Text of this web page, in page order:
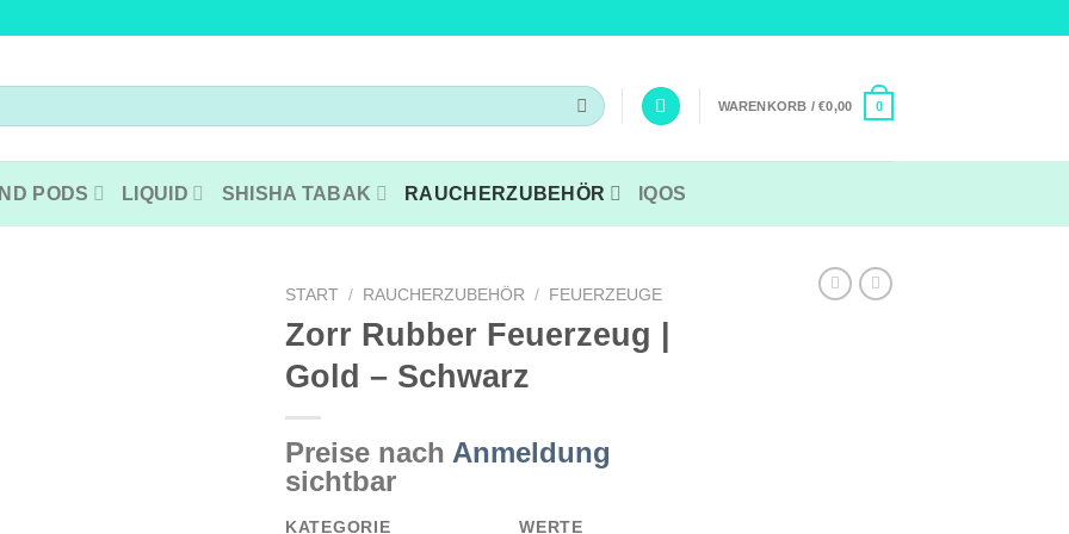
WARENKORB /€0,00 0
PODS LIQUID SHISHA TABAK RAUCHERZUBEHÖR IQOS
START / RAUCHERZUBEHÖR / FEUERZEUGE
Zorr Rubber Feuerzeug |
Gold – Schwarz
Preise nach Anmeldung
sichtbar
KATEGORIE
WERTE